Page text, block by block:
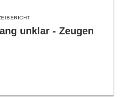
unklar - Zeugen